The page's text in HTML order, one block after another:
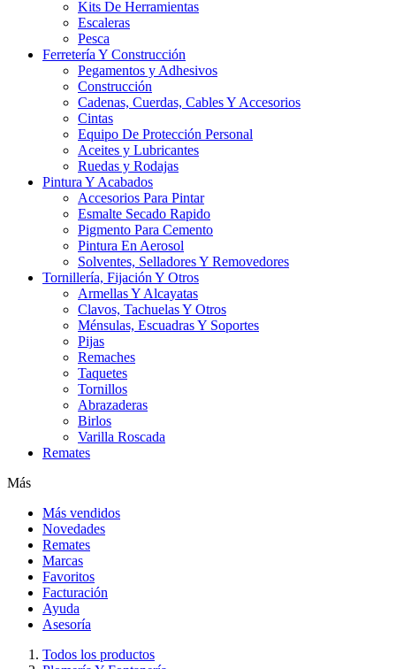
Kits De Herramientas
Escaleras
Pesca
Ferretería Y Construcción
Pegamentos y Adhesivos
Construcción
Cadenas, Cuerdas, Cables Y Accesorios
Cintas
Equipo De Protección Personal
Aceites y Lubricantes
Ruedas y Rodajas
Pintura Y Acabados
Accesorios Para Pintar
Esmalte Secado Rapido
Pigmento Para Cemento
Pintura En Aerosol
Solventes, Selladores Y Removedores
Tornillería, Fijación Y Otros
Armellas Y Alcayatas
Clavos, Tachuelas Y Otros
Ménsulas, Escuadras Y Soportes
Pijas
Remaches
Taquetes
Tornillos
Abrazaderas
Birlos
Varilla Roscada
Remates
Más
Más vendidos
Novedades
Remates
Marcas
Favoritos
Facturación
Ayuda
Asesoría
Todos los productos